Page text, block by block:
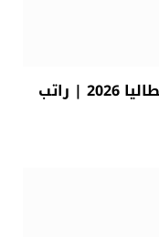
فرصة تطوع ممول بالكامل في إيطاليا 2026 | راتب